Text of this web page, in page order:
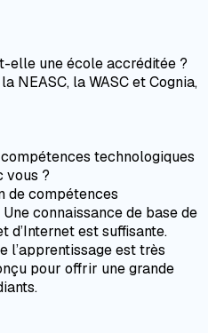
elle une école accréditée ?
NEASC, la WASC et Cognia,
technologiques
vous ?
de compétences
connaissance de base de
d’Internet est suffisante.
l’apprentissage est très
pour offrir une grande